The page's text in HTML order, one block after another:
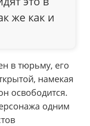
же как и
в тюрьму, его
намекая
освободится.
одним